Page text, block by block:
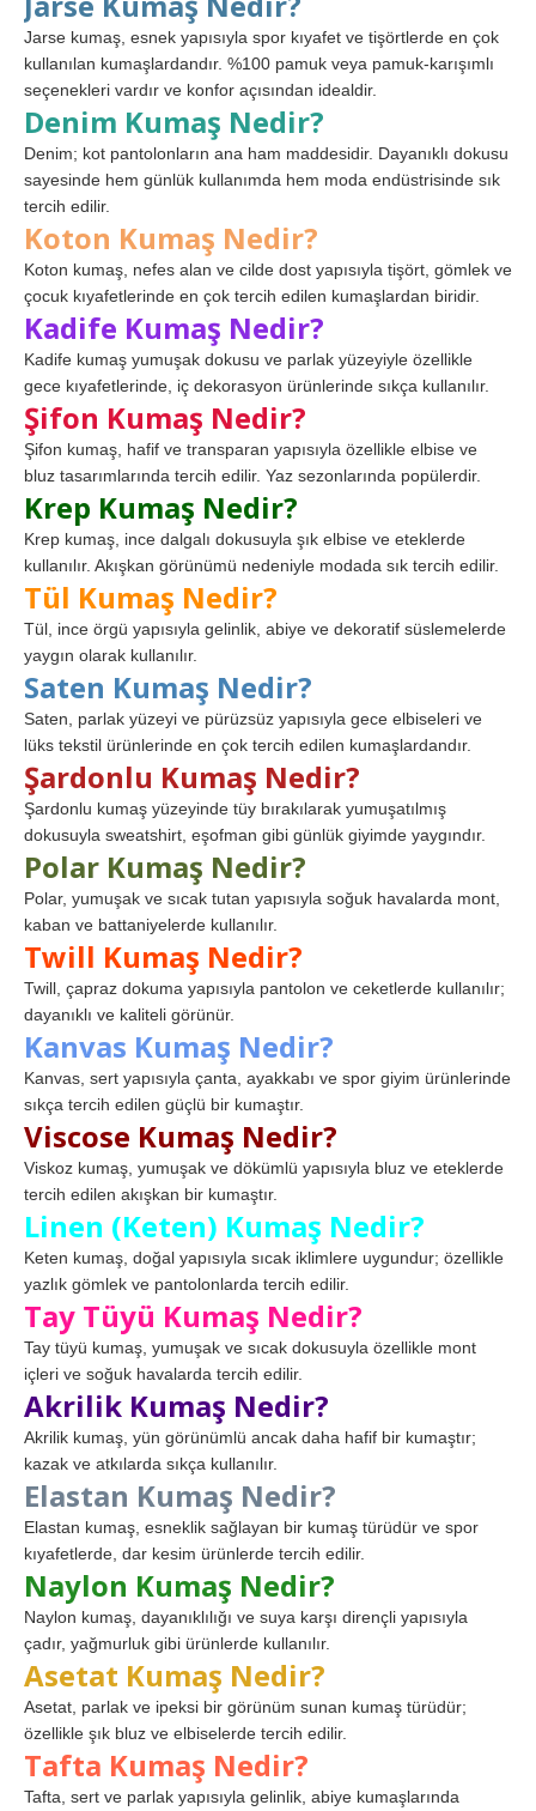
Jarse kumaş, esnek yapısıyla spor kıyafet ve tişörtlerde en çok
kullanılan kumaşlardandır. %100 pamuk veya pamuk-karışımlı
seçenekleri vardır ve konfor açısından idealdir.
Denim Kumaş Nedir?
Denim; kot pantolonların ana ham maddesidir. Dayanıklı dokusu
sayesinde hem günlük kullanımda hem moda endüstrisinde sık
tercih edilir.
Koton Kumaş Nedir?
Koton kumaş, nefes alan ve cilde dost yapısıyla tişört, gömlek ve
çocuk kıyafetlerinde en çok tercih edilen kumaşlardan biridir.
Kadife Kumaş Nedir?
Kadife kumaş yumuşak dokusu ve parlak yüzeyiyle özellikle
gece kıyafetlerinde, iç dekorasyon ürünlerinde sıkça kullanılır.
Şifon Kumaş Nedir?
Şifon kumaş, hafif ve transparan yapısıyla özellikle elbise ve
bluz tasarımlarında tercih edilir. Yaz sezonlarında popülerdir.
Krep Kumaş Nedir?
Krep kumaş, ince dalgalı dokusuyla şık elbise ve eteklerde
kullanılır. Akışkan görünümü nedeniyle modada sık tercih edilir.
Tül Kumaş Nedir?
Tül, ince örgü yapısıyla gelinlik, abiye ve dekoratif süslemelerde
yaygın olarak kullanılır.
Saten Kumaş Nedir?
Saten, parlak yüzeyi ve pürüzsüz yapısıyla gece elbiseleri ve
lüks tekstil ürünlerinde en çok tercih edilen kumaşlardandır.
Şardonlu Kumaş Nedir?
Şardonlu kumaş yüzeyinde tüy bırakılarak yumuşatılmış
dokusuyla sweatshirt, eşofman gibi günlük giyimde yaygındır.
Polar Kumaş Nedir?
Polar, yumuşak ve sıcak tutan yapısıyla soğuk havalarda mont,
kaban ve battaniyelerde kullanılır.
Twill Kumaş Nedir?
Twill, çapraz dokuma yapısıyla pantolon ve ceketlerde kullanılır;
dayanıklı ve kaliteli görünür.
Kanvas Kumaş Nedir?
Kanvas, sert yapısıyla çanta, ayakkabı ve spor giyim ürünlerinde
sıkça tercih edilen güçlü bir kumaştır.
Viscose Kumaş Nedir?
Viskoz kumaş, yumuşak ve dökümlü yapısıyla bluz ve eteklerde
tercih edilen akışkan bir kumaştır.
Linen (Keten) Kumaş Nedir?
Keten kumaş, doğal yapısıyla sıcak iklimlere uygundur; özellikle
yazlık gömlek ve pantolonlarda tercih edilir.
Tay Tüyü Kumaş Nedir?
Tay tüyü kumaş, yumuşak ve sıcak dokusuyla özellikle mont
içleri ve soğuk havalarda tercih edilir.
Akrilik Kumaş Nedir?
Akrilik kumaş, yün görünümlü ancak daha hafif bir kumaştır;
kazak ve atkılarda sıkça kullanılır.
Elastan Kumaş Nedir?
Elastan kumaş, esneklik sağlayan bir kumaş türüdür ve spor
kıyafetlerde, dar kesim ürünlerde tercih edilir.
Naylon Kumaş Nedir?
Naylon kumaş, dayanıklılığı ve suya karşı dirençli yapısıyla
çadır, yağmurluk gibi ürünlerde kullanılır.
Asetat Kumaş Nedir?
Asetat, parlak ve ipeksi bir görünüm sunan kumaş türüdür;
özellikle şık bluz ve elbiselerde tercih edilir.
Tafta Kumaş Nedir?
Tafta, sert ve parlak yapısıyla gelinlik, abiye kumaşlarında